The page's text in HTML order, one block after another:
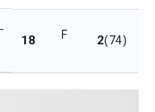
18 F 2(74)